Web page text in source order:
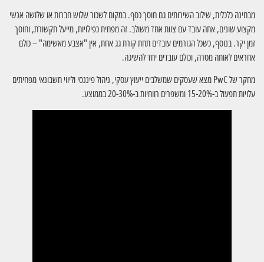
מבחינה כלכלית, שילוב השירותים גם חוסך כסף. במקום לשכור שלוש חברות או שלושה אנשי
מקצוע שונים, אתה עובד עם צוות אחד משולב. זה מפחית כפילויות, מייעל תקשורת, וחוסך
זמן יקר. בנוסף, כשכל הגורמים עובדים תחת קורת גג אחת, אין "אצבע מאשימה" – כולם
אחראים לאותה מטרה, וכולם עובדים יחד להשיגה.
מחקר של PwC מצא שעסקים שמשלבים ייעוץ עסקי, ניהול פיננסי וליווי חשבונאי מפחיתים
עלויות תפעול ב-15-20% ומשפרים רווחיות ב-20-30% בממוצע.